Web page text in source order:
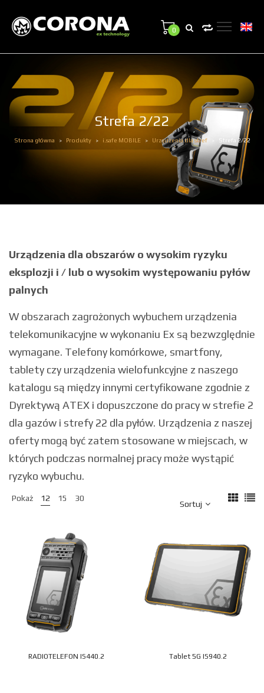
0
Strefa 2/22
Strona główna > Produkty > i.safe MOBILE > Urządzenia dla stref Strefa 2/22
Urządzenia dla obszarów o wysokim ryzyku
eksplozji i / lub o wysokim występowaniu pyłów
palnych
W obszarach zagrożonych wybuchem urządzenia
telekomunikacyjne w wykonaniu Ex są bezwzględnie
wymagane. Telefony komórkowe, smartfony,
tablety czy urządzenia wielofunkcyjne z naszego
katalogu są między innymi certyfikowane zgodnie z
Dyrektywą ATEX i dopuszczone do pracy w strefie 2
dla gazów i strefy 22 dla pyłów. Urządzenia z naszej
oferty mogą być zatem stosowane w miejscach, w
których podczas normalnej pracy może wystąpić
ryzyko wybuchu.
Pokaż 12 15 30
Sortuj
RADIOTELEFON IS440.2 Tablet 5G IS940.2